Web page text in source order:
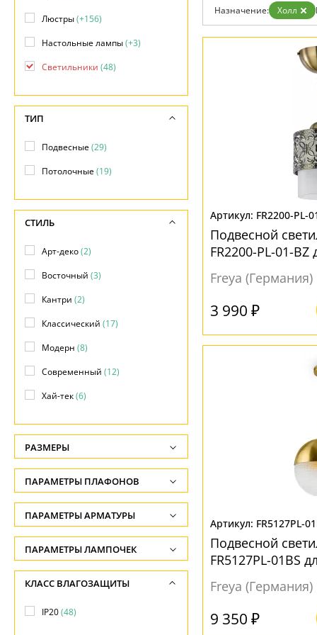
Контакты
Назначение: Холл
FR2200-PL-
Подвесной
FR2200-PL-01-BZ
Freya (Германия)
3 990 ₽
FR5127PL-
Подвесной
FR5127PL-01BS
Freya (Германия)
9 350 ₽
Люстры(+156)
Настольные лампы(+3)
Светильники (48)
ТИП
Подвесные(29)
Потолочные(19)
СТИЛЬ
Арт-деко(2)
Восточный (3)
Кантри (2)
Классический (17)
Модерн (8)
Современный (12)
Хай-тек(6)
РАЗМЕРЫ
Высота, см
-
Глубина, см
-
Длина подвеса, см
-
Ширина, см
ПАРАМЕТРЫ ПЛАФОНОВ
ФОРМА ПЛАФОНА
Декоративный(3)
Конус(3)
Круг(5)
Круглый
ПАРАМЕТРЫ АРМАТУРЫ
ЦВЕТ АРМАТУРЫ
Бежевый(2)
ПАРАМЕТРЫ ЛАМПОЧЕК
Количество ламп
-
Общая мощность ламп
КЛАСС ВЛАГОЗАЩИТЫ
IP20(48)